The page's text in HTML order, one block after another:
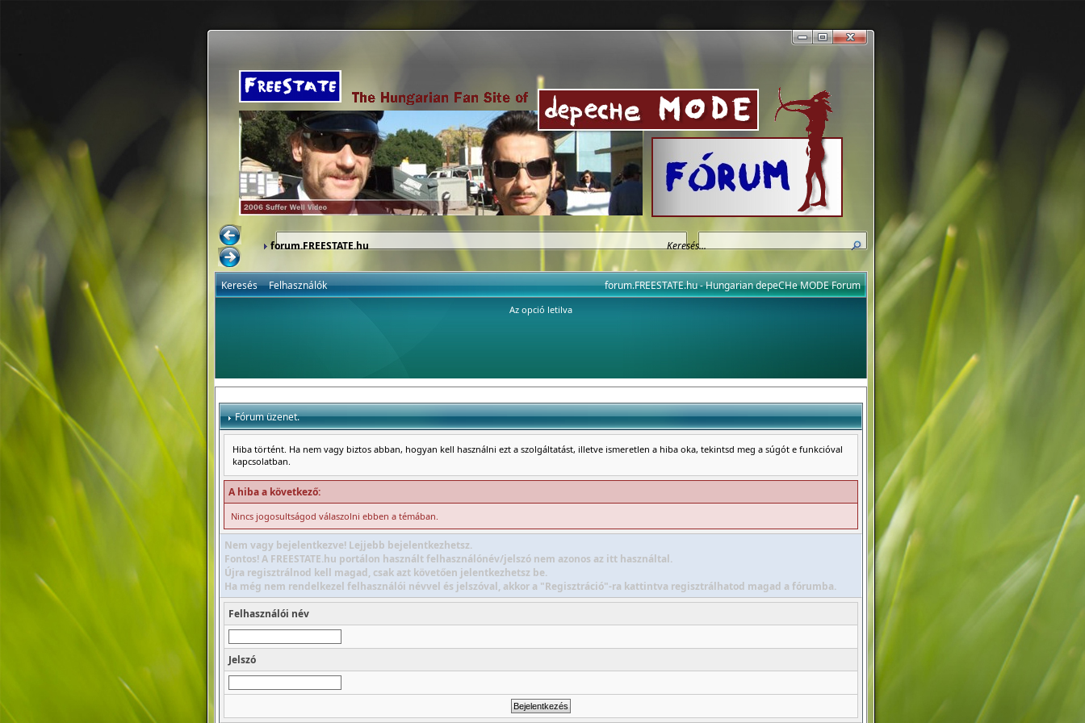
forum.FREESTATE.hu
forum.FREESTATE.hu - Hungarian depeCHe MODE Forum
Keresés Felhasználók
Az opció letilva
Fórum üzenet.
Hiba történt. Ha nem vagy biztos abban, hogyan kell használni ezt a szolgáltatást, illetve ismeretlen a hiba oka, tekintsd meg a súgót e funkcióval
kapcsolatban.
A hiba a következő:
Nincs jogosultságod válaszolni ebben a témában.
Nem vagy bejelentkezve! Lejjebb bejelentkezhetsz.
Fontos! A FREESTATE.hu portálon használt felhasználónév/jelszó nem azonos az itt használtal.
Újra regisztrálnod kell magad, csak azt követően jelentkezhetsz be.
Ha még nem rendelkezel felhasználói névvel és jelszóval, akkor a "Regisztráció"-ra kattintva regisztrálhatod magad a fórumba.
Felhasználói név
Jelszó